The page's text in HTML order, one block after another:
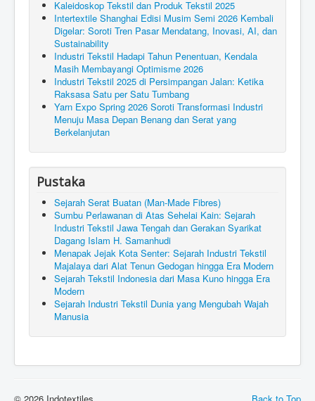
Kaleidoskop Tekstil dan Produk Tekstil 2025
Intertextile Shanghai Edisi Musim Semi 2026 Kembali
Digelar: Soroti Tren Pasar Mendatang, Inovasi, AI, dan
Sustainability
Industri Tekstil Hadapi Tahun Penentuan, Kendala
Masih Membayangi Optimisme 2026
Industri Tekstil 2025 di Persimpangan Jalan: Ketika
Raksasa Satu per Satu Tumbang
Yarn Expo Spring 2026 Soroti Transformasi Industri
Menuju Masa Depan Benang dan Serat yang
Berkelanjutan
Pustaka
Sejarah Serat Buatan (Man-Made Fibres)
Sumbu Perlawanan di Atas Sehelai Kain: Sejarah
Industri Tekstil Jawa Tengah dan Gerakan Syarikat
Dagang Islam H. Samanhudi
Menapak Jejak Kota Senter: Sejarah Industri Tekstil
Majalaya dari Alat Tenun Gedogan hingga Era Modern
Sejarah Tekstil Indonesia dari Masa Kuno hingga Era
Modern
Sejarah Industri Tekstil Dunia yang Mengubah Wajah
Manusia
Back to Top
© 2026 Indotextiles